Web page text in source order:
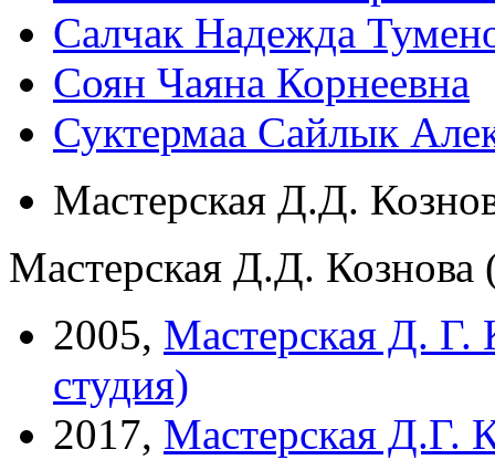
Салчак Надежда
Соян Чаяна Корнеевна
Суктермаа Сайлык
Мастерская Д.Д.
Мастерская Д.Д. Кознова
2005, Мастерская Д. Г.
студия)
2017, Мастерская Д.Г.